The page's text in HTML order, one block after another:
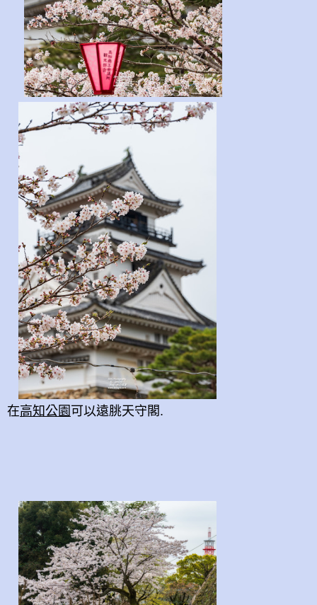
在高知公園 可以遠朓天守閣.